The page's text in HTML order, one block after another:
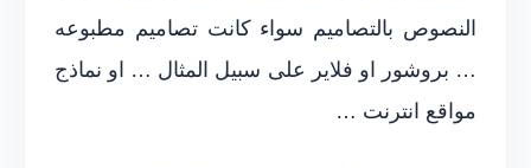
النصوص بالتصاميم سواء كانت تصاميم مطبوعه
… بروشور او فلاير على سبيل المثال … او نماذج
مواقع انترنت …